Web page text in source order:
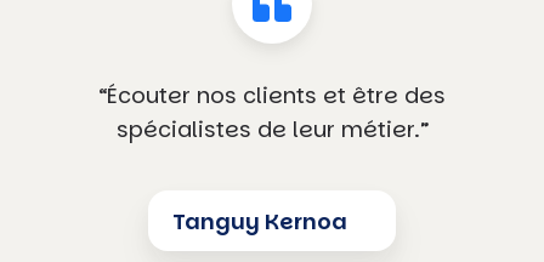
“Écouter nos clients et être des
spécialistes de leur métier.”
Tanguy Kernoa